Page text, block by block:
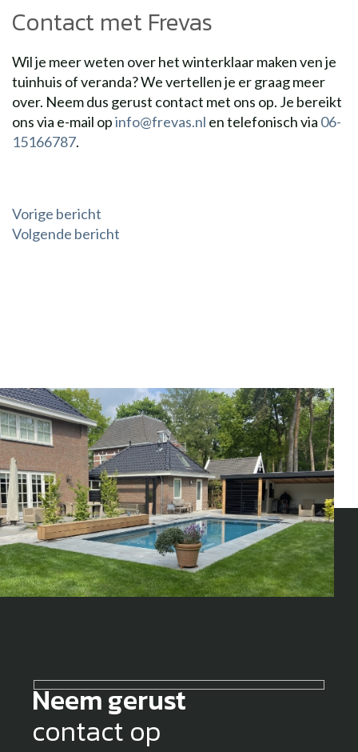
Contact met Frevas
Wil je meer weten over het winterklaar maken ven je
tuinhuis of veranda? We vertellen je er graag meer
over. Neem dus gerust contact met ons op. Je bereikt
ons via e-mail opinfo@frevas.nl en telefonisch via 06-
15166787.
Bericht
navigatie
Vorige bericht
Volgende bericht
Neem gerust
contact op